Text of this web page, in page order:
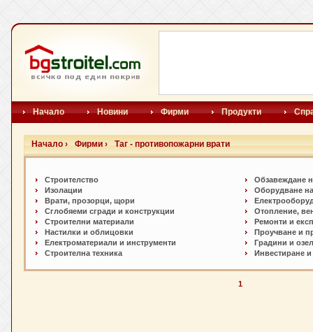
Начало Новини Фирми Продукти
Начало › Фирми › Таг - противопожарни врати
Строителство
Изолации
Врати, прозорци, щори
Сглобяеми сгради и конструкции
Строителни материали
Настилки и oблицовки
Електроматериали и инструменти
Строителна техника
Обзавеждане
Оборудване
Отопление,
Ремонти и
Проучване и
Градини и
Инвестиране
1